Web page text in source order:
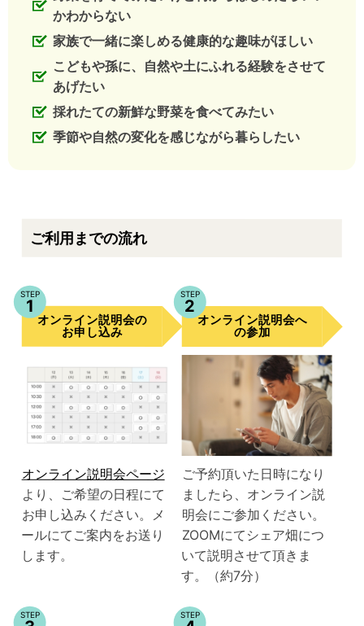
かわからない
家族で一緒に楽しめる健康的な趣味がほしい
こどもや孫に、自然や土にふれる経験をさせて
あげたい
採れたての新鮮な野菜を食べてみたい
季節や自然の変化を感じながら暮らしたい
ご利用までの流れ
STEP
1
オンライン説明会の
お申し込み
オンライン説明会ページ
より、ご希望の日程にて
お申し込みください。メ
ールにてご案内をお送り
します。
STEP
2
オンライン説明会へ
の参加
ご予約頂いた日時になり
ましたら、オンライン説
明会にご参加ください。
ZOOMにてシェア畑につ
いて説明させて頂きま
す。（約7分）
STEP STEP